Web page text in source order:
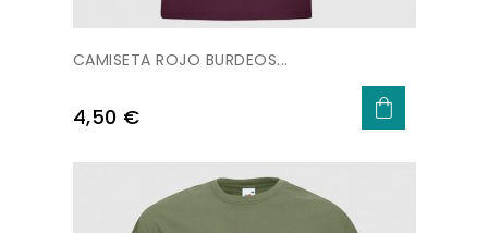
CAMISETA ROJO BURDEOS...
Precio
4,50 €